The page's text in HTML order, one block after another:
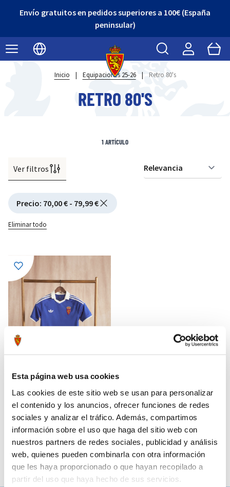
Esta página web usa cookies
Las cookies de este sitio web se usan para personalizar
el contenido y los anuncios, ofrecer funciones de redes
sociales y analizar el tráfico. Además, compartimos
información sobre el uso que haga del sitio web con
nuestros partners de redes sociales, publicidad y análisis
web, quienes pueden combinarla con otra información
que les haya proporcionado o que hayan recopilado a
partir del uso que haya hecho de sus servicios.
Envío gratuitos en pedidos superiores a 100€ (España
peninsular)
Seleccionar idioma
Buscar Cart
Inicio | Equipaciones 25-26 | Retro 80's
RETRO 80'S
Ver filtros
Active filtering
Precio: 70,00 € - 79,99 €
Eliminar todo
1ARTÍCULO
CAMISETA RETRO 80'S NIÑO 74,99 €